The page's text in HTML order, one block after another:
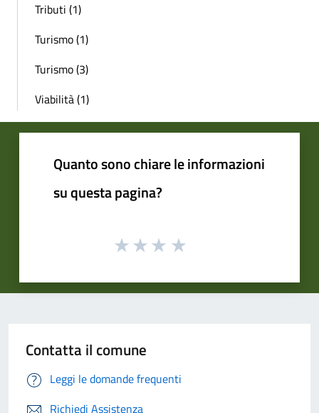
Tributi (1)
Turismo (1)
Turismo (3)
Viabilità (1)
Quanto sono chiare le informazioni
su questa pagina?
Contatta il comune
Leggi le domande frequenti
Richiedi Assistenza